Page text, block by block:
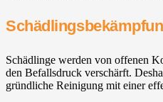
Schädlinge werden von offenen
den Befallsdruck verschärft.
gründliche Reinigung mit einer